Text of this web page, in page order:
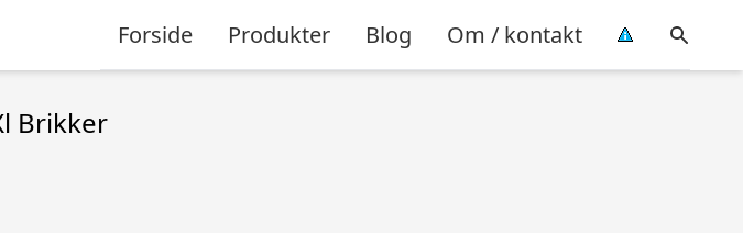
Forside Produkter Blog Om / kontakt
Brikker